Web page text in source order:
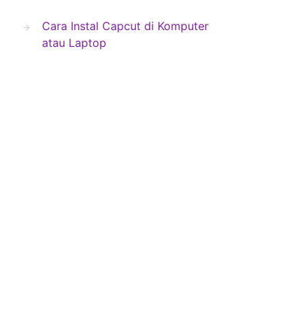
Cara Instal Capcut di Komputer
atau Laptop